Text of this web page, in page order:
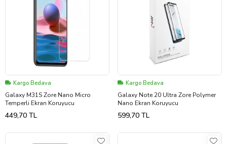
Kargo Bedava
Galaxy M31S Zore Nano Micro
Temperli Ekran Koruyucu
449,70 TL
Kargo Bedava
Galaxy Note 20 Ultra Zore Polymer
Nano Ekran Koruyucu
599,70 TL